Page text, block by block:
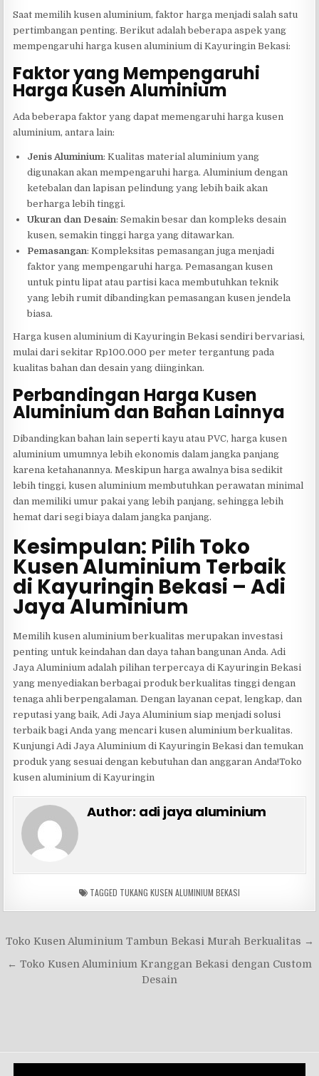
Saat memilih kusen aluminium, faktor harga menjadi salah satu
pertimbangan penting. Berikut adalah beberapa aspek yang
mempengaruhi harga kusen aluminium di Kayuringin Bekasi:
Faktor yang Mempengaruhi
Harga Kusen Aluminium
Ada beberapa faktor yang dapat memengaruhi harga kusen
aluminium, antara lain:
Jenis Aluminium: Kualitas material aluminium yang
digunakan akan mempengaruhi harga. Aluminium dengan
ketebalan dan lapisan pelindung yang lebih baik akan
berharga lebih tinggi.
Ukuran dan Desain: Semakin besar dan kompleks desain
kusen, semakin tinggi harga yang ditawarkan.
Pemasangan: Kompleksitas pemasangan juga menjadi
faktor yang mempengaruhi harga. Pemasangan kusen
untuk pintu lipat atau partisi kaca membutuhkan teknik
yang lebih rumit dibandingkan pemasangan kusen jendela
biasa.
Harga kusen aluminium di Kayuringin Bekasi sendiri bervariasi,
mulai dari sekitar Rp100.000 per meter tergantung pada
kualitas bahan dan desain yang diinginkan.
Perbandingan Harga Kusen
Aluminium dan Bahan Lainnya
Dibandingkan bahan lain seperti kayu atau PVC, harga kusen
aluminium umumnya lebih ekonomis dalam jangka panjang
karena ketahanannya. Meskipun harga awalnya bisa sedikit
lebih tinggi, kusen aluminium membutuhkan perawatan minimal
dan memiliki umur pakai yang lebih panjang, sehingga lebih
hemat dari segi biaya dalam jangka panjang.
Kesimpulan: Pilih Toko
Kusen Aluminium Terbaik
di Kayuringin Bekasi – Adi
Jaya Aluminium
Memilih kusen aluminium berkualitas merupakan investasi
penting untuk keindahan dan daya tahan bangunan Anda. Adi
Jaya Aluminium adalah pilihan terpercaya di Kayuringin Bekasi
yang menyediakan berbagai produk berkualitas tinggi dengan
tenaga ahli berpengalaman. Dengan layanan cepat, lengkap, dan
reputasi yang baik, Adi Jaya Aluminium siap menjadi solusi
terbaik bagi Anda yang mencari kusen aluminium berkualitas.
Kunjungi Adi Jaya Aluminium di Kayuringin Bekasi dan temukan
produk yang sesuai dengan kebutuhan dan anggaran Anda!Toko
kusen aluminium di Kayuringin
Author: adi jaya aluminium
TAGGED TUKANG KUSEN ALUMINIUM BEKASI
Navigasi
pos
Toko Kusen Aluminium Tambun Bekasi Murah Berkualitas →
← Toko Kusen Aluminium Kranggan Bekasi dengan Custom
Desain